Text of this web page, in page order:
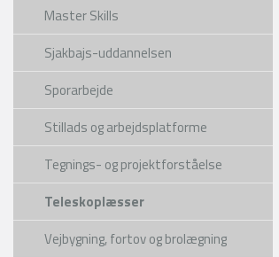
Master Skills
Sjakbajs-uddannelsen
Sporarbejde
Stillads og arbejdsplatforme
Tegnings- og projektforståelse
Teleskoplæsser
Vejbygning, fortov og brolægning